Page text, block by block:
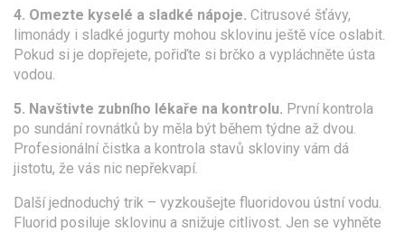
4. Omezte kyselé a sladké nápoje. Citrusové šťávy,
limonády i sladké jogurty mohou sklovinu ještě více oslabit.
Pokud si je dopřejete, pořiďte si brčko a vypláchněte ústa
vodou.
5. Navštivte zubního lékaře na kontrolu. První kontrola
po sundání rovnátků by měla být během týdne až dvou.
Profesionální čistka a kontrola stavů skloviny vám dá
jistotu, že vás nic nepřekvapí.
Další jednoduchý trik – vyzkoušejte fluoridovou ústní vodu.
Fluorid posiluje sklovinu a snižuje citlivost. Jen se vyhněte